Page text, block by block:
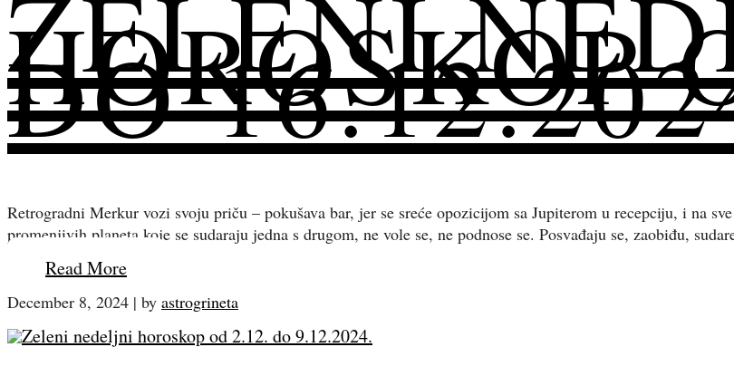
HOROSKOP
DO
Retrogradni Merkur vozi svoju priču – pokušava bar, jer se sreće opozicijom sa Jupiterom u recepciju, i na
promenjivih planeta koje se sudaraju jedna s drugom, ne vole se, ne podnose se. Posvađaju se, zaobiđu,
Read More
December 8, 2024 | by astrogrineta